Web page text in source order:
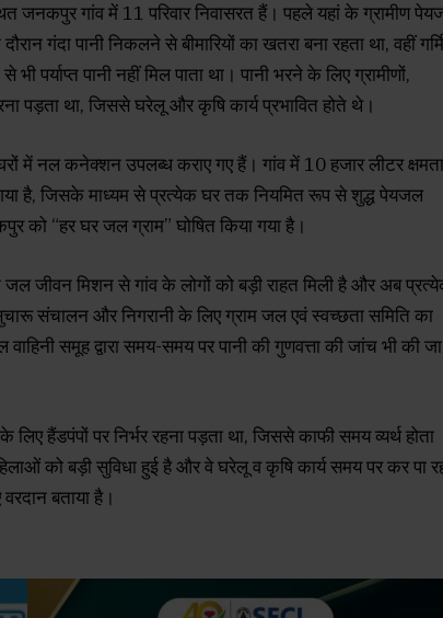
जनकपुर गांव में 11 परिवार निवासरत हैं। पहले यहां के ग्रामीण
गंदा पानी निकलने से बीमारियों का खतरा बना रहता था, वहीं
पानी नहीं मिल पाता था। पानी भरने के लिए ग्रामीणों,
पड़ता था, जिससे घरेलू और कृषि कार्य प्रभावित होते थे।
में नल कनेक्शन उपलब्ध कराए गए हैं। गांव में 10 हजार लीटर क्षमता
गया है, जिसके माध्यम से प्रत्येक घर तक नियमित रूप से शुद्ध पेयजल
को “हर घर जल ग्राम” घोषित किया गया है।
जल जीवन मिशन से गांव के लोगों को बड़ी राहत मिली है और अब
संचालन और निगरानी के लिए ग्राम जल एवं स्वच्छता समिति का
समूह द्वारा समय-समय पर पानी की गुणवत्ता की जांच भी की जा
हैंडपंपों पर निर्भर रहना पड़ता था, जिससे काफी समय व्यर्थ होता
को बड़ी सुविधा हुई है और वे घरेलू व कृषि कार्य समय पर कर पा
बताया है।